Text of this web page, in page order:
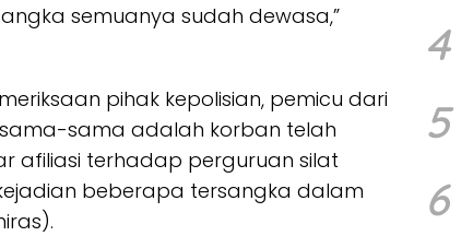
semuanya sudah dewasa,”
pihak kepolisian, pemicu dari
sama adalah korban telah
afiliasi terhadap perguruan silat
beberapa tersangka dalam
4
5
6